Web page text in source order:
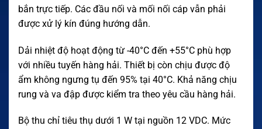
bắn trực tiếp. Các đầu nối và mối nối cáp vẫn phải
được xử lý kín đúng hướng dẫn.
Dải nhiệt độ hoạt động từ -40°C đến +55°C phù hợp
với nhiều tuyến hàng hải. Thiết bị còn chịu được độ
ẩm không ngưng tụ đến 95% tại 40°C. Khả năng chịu
rung và va đập được kiểm tra theo yêu cầu hàng hải.
Bộ thu chỉ tiêu thụ dưới 1 W tại nguồn 12 VDC. Mức